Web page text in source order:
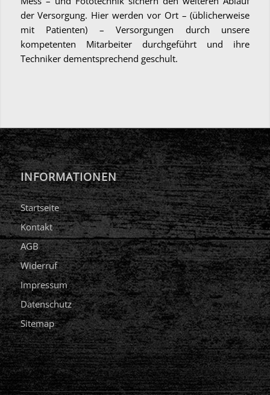
der Versorgung. Hier werden vor Ort – (üblicherweise
mit Patienten) – Versorgungen durch unsere
kompetenten Mitarbeiter durchgeführt und ihre
Techniker dementsprechend geschult.
INFORMATIONEN
Startseite
Kontakt
AGB
Widerruf
Impressum
Datenschutz
Sitemap